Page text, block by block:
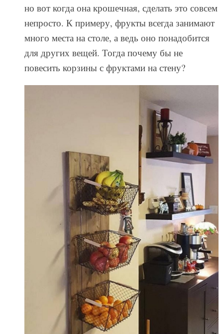
но вот когда она крошечная, сделать это совсем
непросто. К примеру, фрукты всегда занимают
много места на столе, а ведь оно понадобится
для других вещей. Тогда почему бы не
повесить корзины с фруктами на стену?